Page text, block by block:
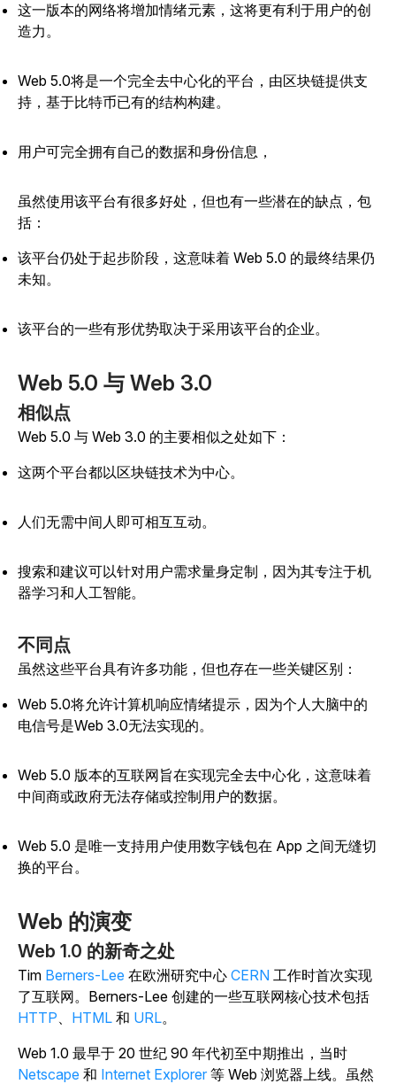
这一版本的网络将增加情绪元素，这将更有利于用户的创
造力。
Web 5.0将是一个完全去中心化的平台，由区块链提供支
持，基于比特币已有的结构构建。
用户可完全拥有自己的数据和身份信息，
虽然使用该平台有很多好处，但也有一些潜在的缺点，包
括：
该平台仍处于起步阶段，这意味着 Web 5.0 的最终结果仍
未知。
该平台的一些有形优势取决于采用该平台的企业。
Web 5.0 与 Web 3.0
相似点
Web 5.0 与 Web 3.0 的主要相似之处如下：
这两个平台都以区块链技术为中心。
人们无需中间人即可相互互动。
搜索和建议可以针对用户需求量身定制，因为其专注于机
器学习和人工智能。
不同点
虽然这些平台具有许多功能，但也存在一些关键区别：
Web 5.0将允许计算机响应情绪提示，因为个人大脑中的
电信号是Web 3.0无法实现的。
Web 5.0 版本的互联网旨在实现完全去中心化，这意味着
中间商或政府无法存储或控制用户的数据。
Web 5.0 是唯一支持用户使用数字钱包在 App 之间无缝切
换的平台。
Web 的演变
Web 1.0 的新奇之处
Tim Berners-Lee 在欧洲研究中心 CERN 工作时首次实现
了互联网。Berners-Lee 创建的一些互联网核心技术包括
HTTP、 HTML 和 URL。
Web 1.0 最早于 20 世纪 90 年代初至中期推出，当时
Netscape 和 Internet Explorer 等 Web 浏览器上线。虽然